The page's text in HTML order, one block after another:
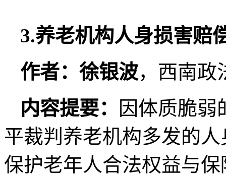
3.养老机构人身损害赔
作者：徐银波，西南政
内容提要：
因体质脆弱
平裁判养老机构多发的
保护老年人合法权益与